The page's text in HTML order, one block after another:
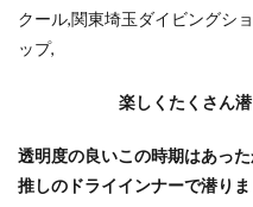
楽しくたくさん
透明度の良いこの時期はあっ
推しのドライインナーで潜りま